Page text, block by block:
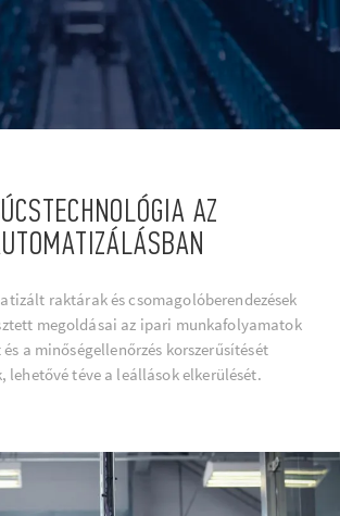
AZ
raktárak és csomagolóberendezések
megoldásai az ipari munkafolyamatok
a minőségellenőrzés korszerűsítését
lehetővé téve a leállások elkerülését.